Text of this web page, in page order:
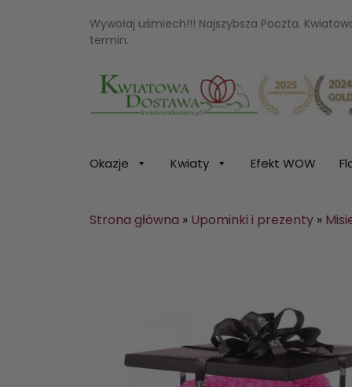
Wywołaj uśmiech!!! Najszybsza Poczta.
termin.
Kwiaciarnia internetowa Kwiatowa
Okazje Kwiaty Efekt WOW
Strona główna » Upominki i prezenty »